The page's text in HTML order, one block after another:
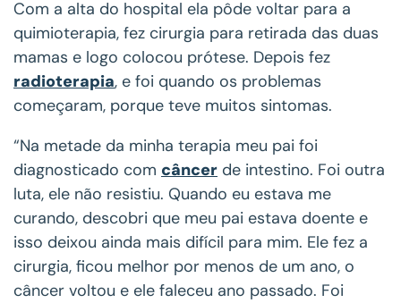
Com a alta do hospital ela pôde voltar para a
quimioterapia, fez cirurgia para retirada das duas
mamas e logo colocou prótese. Depois fez
radioterapia, e foi quando os problemas
começaram, porque teve muitos sintomas.
“Na metade da minha terapia meu pai foi
diagnosticado com câncer de intestino. Foi outra
luta, ele não resistiu. Quando eu estava me
curando, descobri que meu pai estava doente e
isso deixou ainda mais difícil para mim. Ele fez a
cirurgia, ficou melhor por menos de um ano, o
câncer voltou e ele faleceu ano passado. Foi